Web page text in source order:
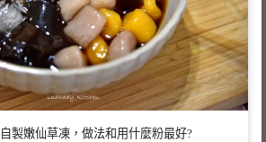
製嫩仙草凍，做法和用什麼粉最好?